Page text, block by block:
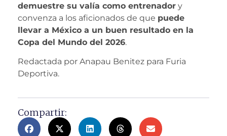
demuestre su valía como entrenador y
convenza a los aficionados de que puede
llevar a México a un buen resultado en la
Copa del Mundo del 2026.
Redactada por Anapau Benitez para Furia
Deportiva.
Compartir: